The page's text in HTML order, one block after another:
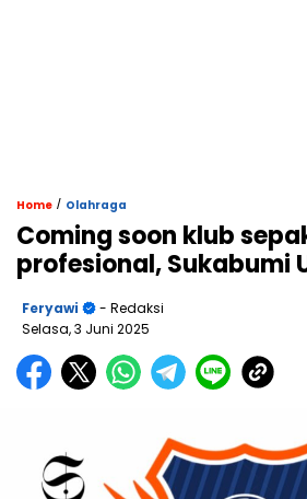
Home / Olahraga
Coming soon klub
profesional, Sukabumi
Feryawi
- Redaksi
Selasa, 3 Juni 2025